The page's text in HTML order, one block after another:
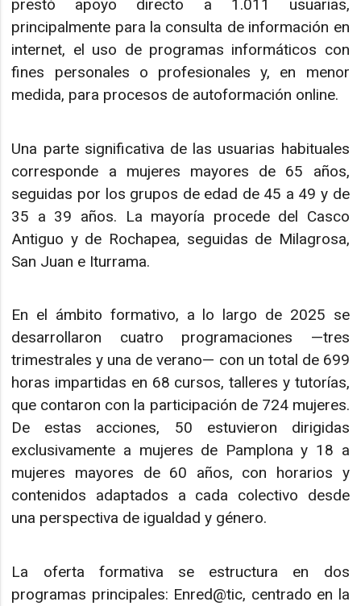
prestó apoyo directo a 1.011 usuarias,
principalmente para la consulta de información en
internet, el uso de programas informáticos con
fines personales o profesionales y, en menor
medida, para procesos de autoformación online.
Una parte significativa de las usuarias habituales
corresponde a mujeres mayores de 65 años,
seguidas por los grupos de edad de 45 a 49 y de
35 a 39 años. La mayoría procede del Casco
Antiguo y de Rochapea, seguidas de Milagrosa,
San Juan e Iturrama.
En el ámbito formativo, a lo largo de 2025 se
desarrollaron cuatro programaciones —tres
trimestrales y una de verano— con un total de 699
horas impartidas en 68 cursos, talleres y tutorías,
que contaron con la participación de 724 mujeres.
De estas acciones, 50 estuvieron dirigidas
exclusivamente a mujeres de Pamplona y 18 a
mujeres mayores de 60 años, con horarios y
contenidos adaptados a cada colectivo desde
una perspectiva de igualdad y género.
La oferta formativa se estructura en dos
programas principales: Enred@tic, centrado en la